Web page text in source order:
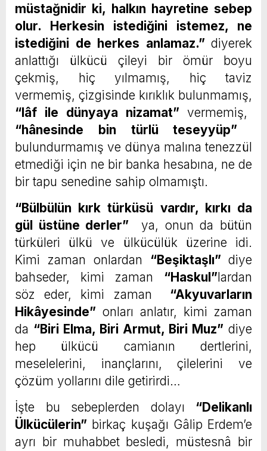
müstağnidir ki, halkın hayretine sebep
olur. Herkesin istediğini istemez, ne
istediğini de herkes anlamaz.” diyerek
anlattığı ülkücü çileyi bir ömür boyu
çekmiş, hiç yılmamış, hiç taviz
vermemiş, çizgisinde kırıklık bulunmamış,
“lâf ile dünyaya nizamat” vermemiş,
“hânesinde bin türlü teseyyüp”
bulundurmamış ve dünya malına tenezzül
etmediği için ne bir banka hesabına, ne de
bir tapu senedine sahip olmamıştı.
“Bülbülün kırk türküsü vardır, kırkı da
gül üstüne derler” ya, onun da bütün
türküleri ülkü ve ülkücülük üzerine idi.
Kimi zaman onlardan “Beşiktaşlı” diye
bahseder, kimi zaman “Haskul”lardan
söz eder, kimi zaman “Akyuvarların
Hikâyesinde” onları anlatır, kimi zaman
da “Biri Elma, Biri Armut, Biri Muz” diye
hep ülkücü camianın dertlerini,
meselelerini, inançlarını, çilelerini ve
çözüm yollarını dile getirirdi…
İşte bu sebeplerden dolayı “Delikanlı
Ülkücülerin” birkaç kuşağı Gâlip Erdem’e
ayrı bir muhabbet besledi, müstesnâ bir